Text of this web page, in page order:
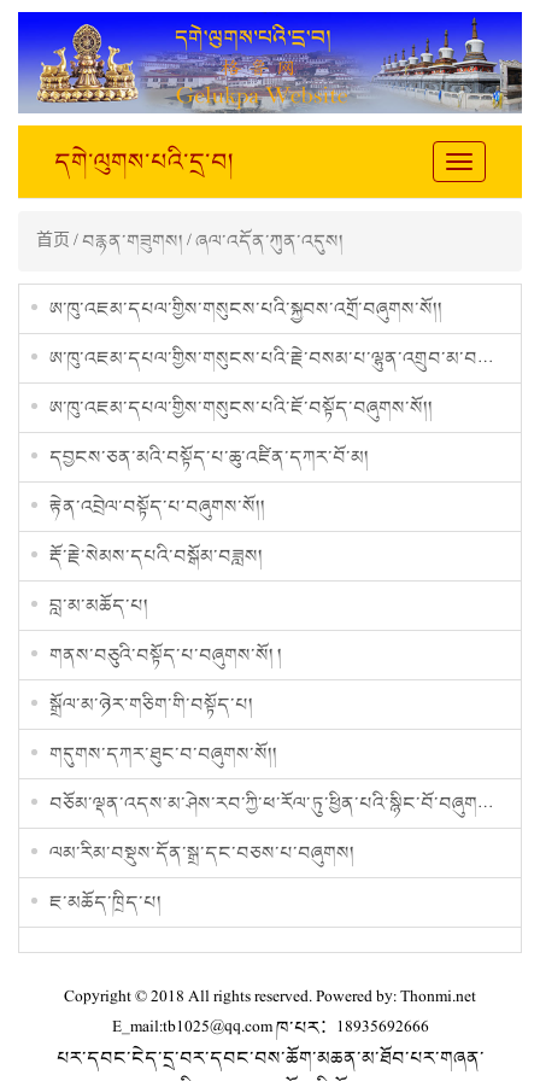
Toggle
navigation
དགེ་ལུགས་པའི་དྲ་བ།
首页/བརྙན་གཟུགས།/ཞལ་འདོན་ཀུན་འདུས།
ཨ་ཁུ་འཇམ་དཔལ་གྱིས་གསུངས་པའི་སྐྱབས་འགྲོ་བཞུགས་སོ།།
ཨ་ཁུ་འཇམ་དཔལ་གྱིས་གསུངས་པའི་རྗེ་བསམ་པ་ལྷུན་འགྲུབ་མ་བཞུགས་སོ།།
ཨ་ཁུ་འཇམ་དཔལ་གྱིས་གསུངས་པའི་ཇོ་བསྟོད་བཞུགས་སོ།།
དབྱངས་ཅན་མའི་བསྟོད་པ་ཆུ་འཛིན་དཀར་བོ་མ།
རྟེན་འབྲེལ་བསྟོད་པ་བཞུགས་སོ།།
རྡོ་རྗེ་སེམས་དཔའི་བསྒོམ་བཟླས།
བླ་མ་མཆོད་པ།
གནས་བཅུའི་བསྟོད་པ་བཞུགས་སོ། །
སྒྲོལ་མ་ཉེར་གཅིག་གི་བསྟོད་པ།
གདུགས་དཀར་ཐུང་བ་བཞུགས་སོ།།
བཅོམ་ལྡན་འདས་མ་ཤེས་རབ་ཀྱི་ཕ་རོལ་ཏུ་ཕྱིན་པའི་སྙིང་བོ་བཞུགས་སོ།།
ལམ་རིམ་བསྡུས་དོན་སྒྲ་དང་བཅས་པ་བཞུགས།
ཇ་མཆོད་ཁྲིད་པ།
Copyright © 2018 All rights reserved. Powered by: Thonmi.net
E_mail:tb1025@qq.com ཁ་པར：18935692666
པར་དབང་ངེད་དྲ་བར་དབང་བས་ཆོག་མཆན་མ་ཐོབ་པར་གཞན་